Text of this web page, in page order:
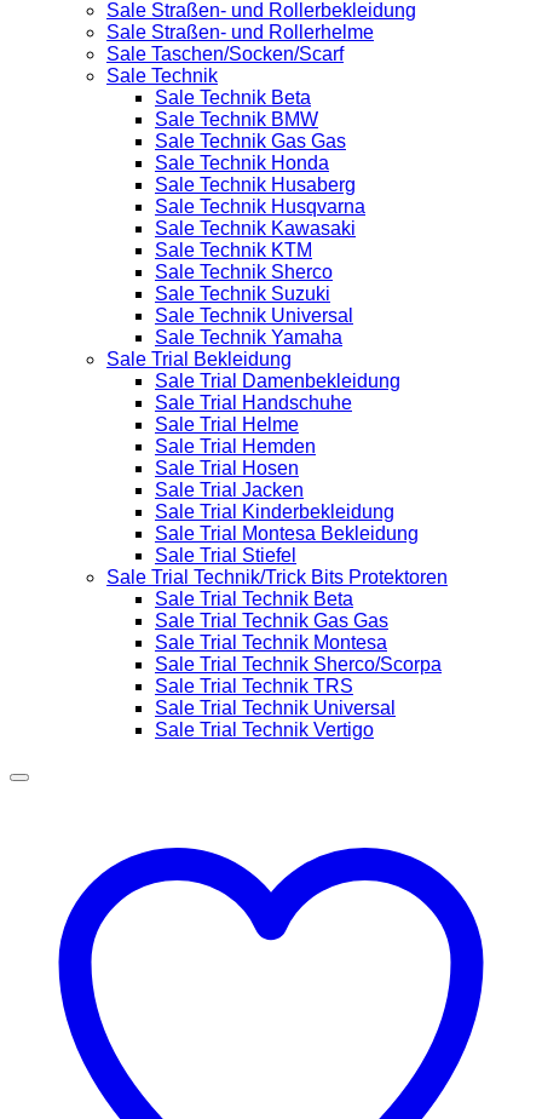
Sale Straßen- und Rollerbekleidung
Sale Straßen- und Rollerhelme
Sale Taschen/Socken/Scarf
Sale Technik
Sale Technik Beta
Sale Technik BMW
Sale Technik Gas Gas
Sale Technik Honda
Sale Technik Husaberg
Sale Technik Husqvarna
Sale Technik Kawasaki
Sale Technik KTM
Sale Technik Sherco
Sale Technik Suzuki
Sale Technik Universal
Sale Technik Yamaha
Sale Trial Bekleidung
Sale Trial Damenbekleidung
Sale Trial Handschuhe
Sale Trial Helme
Sale Trial Hemden
Sale Trial Hosen
Sale Trial Jacken
Sale Trial Kinderbekleidung
Sale Trial Montesa Bekleidung
Sale Trial Stiefel
Sale Trial Technik/Trick Bits Protektoren
Sale Trial Technik Beta
Sale Trial Technik Gas Gas
Sale Trial Technik Montesa
Sale Trial Technik Sherco/Scorpa
Sale Trial Technik TRS
Sale Trial Technik Universal
Sale Trial Technik Vertigo